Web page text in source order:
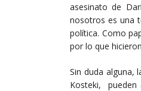
asesinato de
nosotros es una
política. Como
por lo que
Sin duda alguna,
Kosteki, pueden